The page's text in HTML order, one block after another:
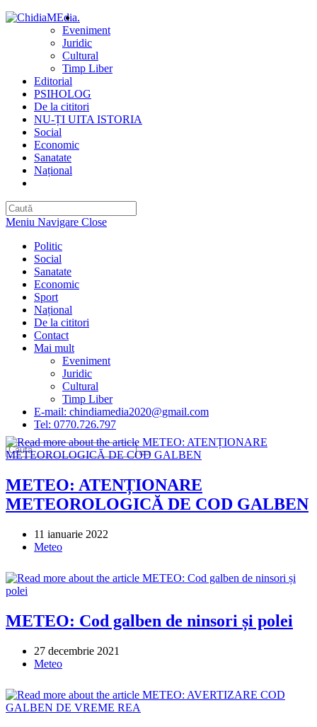
Skip
.
Eveniment
Juridic
Cultural
Timp Liber
Editorial
PSIHOLOG
De la cititori
NU-ȚI UITA ISTORIA
Social
Economic
Sanatate
Național
Meniu Navigare Close
Politic
Social
Sanatate
Economic
Sport
Național
De la cititori
Contact
Mai mult
Eveniment
Juridic
Cultural
Timp Liber
E-mail: chindiamedia2020@gmail.com
Tel: 0770.726.797
METEO: ATENȚIONARE
METEOROLOGICĂ DE COD GALBEN
Post
published:
11 ianuarie 2022
Post
Meteo
METEO: Cod galben de ninsori și polei
Post
published:
27 decembrie 2021
Post
Meteo